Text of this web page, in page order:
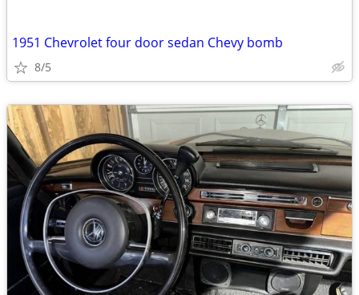
1951 Chevrolet four door sedan Chevy bomb
8/5